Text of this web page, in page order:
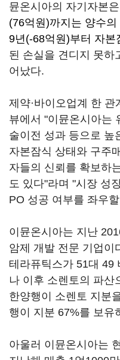
뮨온시아의 자기자본
(76억원)까지는 양수
9년(-68억원)부터 자본
된 손실을 견디지 못하
어났다.
제약·바이오업계 한
뷰에서 "이뮨온시아는
술이전 성과 등으로 높
자본잠식 상태와 구주
자들의 신뢰를 확보하
도 있다"라며 "시장 성
PO 성공 여부를 좌우
이뮨온시아는 지난
암제 개발 전문 기업이
테라퓨틱스가 51대 49
나 이후 소렌토의 파산
한양행이 소렌토 지분
행이 지분 67%를 보유
아울러 이뮨온시아는